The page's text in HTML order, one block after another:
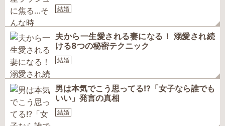
結婚
夫から一生愛される妻になる！ 溺愛され続
ける8つの秘密テクニック
結婚
男は本気でこう思ってる!?「女子なら誰でも
いい」発言の真相
結婚